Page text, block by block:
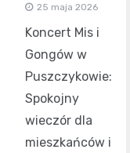
25 maja 2026
Koncert Mis i
Gongów w
Puszczykowie:
Spokojny
wieczór dla
mieszkańców i